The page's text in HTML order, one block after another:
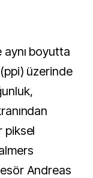
aynı boyutta
üzerinde
piksel
Andreas